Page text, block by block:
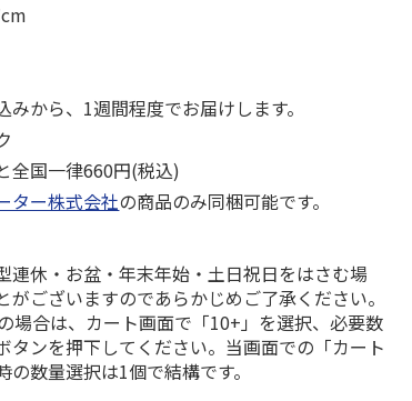
から、1週間程度でお届けします。
全国一律660円(税込)
ター株式会社の商品のみ同梱可能です。
休・お盆・年末年始・土日祝日をはさむ場
がございますのであらかじめご了承ください。
場合は、カート画面で「10+」を選択、必要数
タンを押下してください。当画面での「カート
数量選択は1個で結構です。